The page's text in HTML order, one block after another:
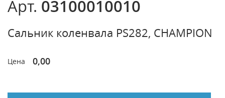
Арт. 03100010010
Сальник коленвала PS282, CHAMPION
Цена 0,00